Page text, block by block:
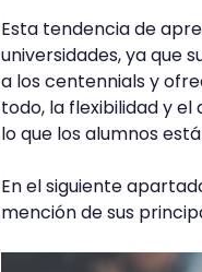
Esta tendencia de
universidades, ya que
a los centennials y
todo, la flexibilidad y el
lo que los alumnos
En el siguiente
mención de sus